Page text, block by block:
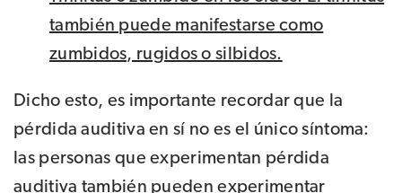
también puede manifestarse como
zumbidos, rugidos o silbidos.
Dicho esto, es importante recordar que la
pérdida auditiva en sí no es el único síntoma:
las personas que experimentan pérdida
auditiva también pueden experimentar